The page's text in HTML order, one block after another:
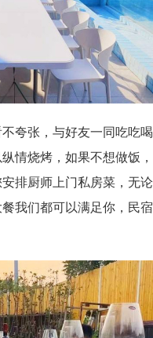
夸张，与好友一同吃吃喝
情烧烤，如果不想做饭
排厨师上门私房菜，无
我们都可以满足你，民